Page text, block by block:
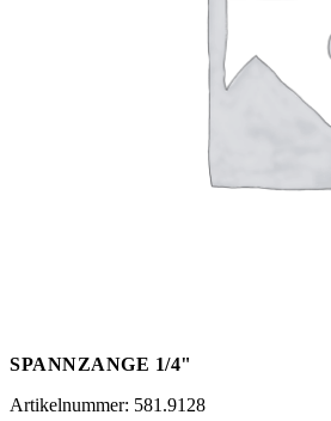
SPANNZANGE 1/4"
Artikelnummer: 581.9128